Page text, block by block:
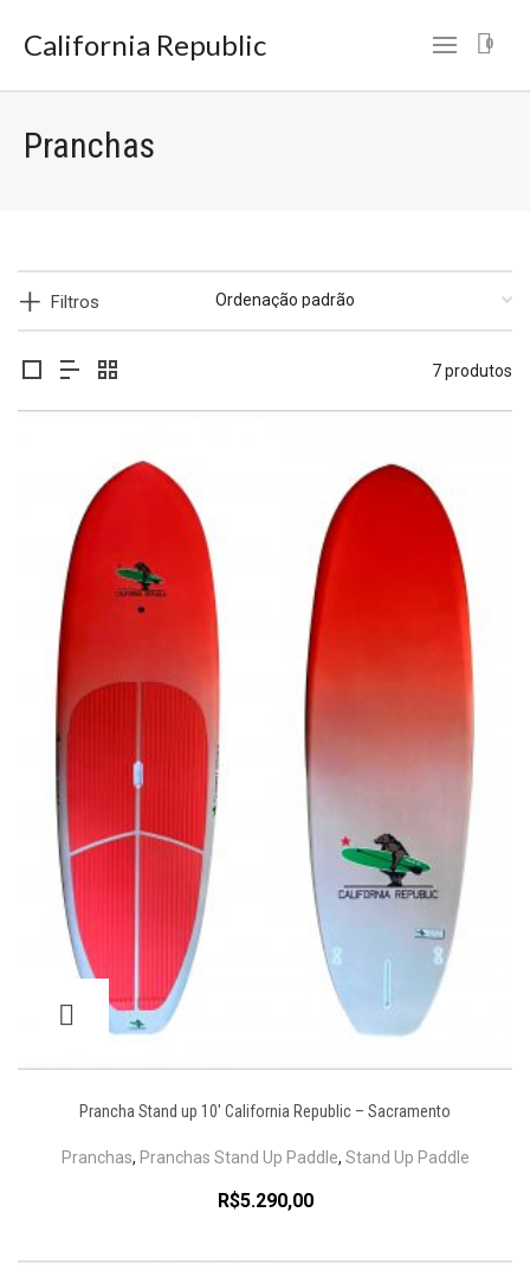
California Republic 0
Pranchas
Filtros
7 produtos
Prancha Stand up 10′ California Republic – Sacramento
Pranchas, Pranchas Stand Up Paddle, Stand Up Paddle
R$5.290,00